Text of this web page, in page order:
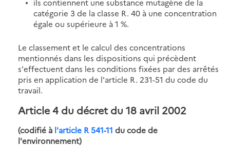
ils contiennent une substance mutagène de la
catégorie 3 de la classe R. 40 à une concentration
égale ou supérieure à 1 %.
Le classement et le calcul des concentrations
mentionnés dans les dispositions qui précèdent
s'effectuent dans les conditions fixées par des arrêtés
pris en application de l'article R. 231-51 du code du
travail.
Article 4 du décret du 18 avril 2002
(codifié à l'article R 541-11 du code de
l'environnement)